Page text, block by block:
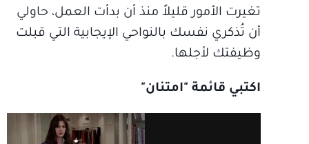
تغيرت الأمور قليلاً منذ أن بدأت العمل، حاولي
أن تُذكري نفسك بالنواحي الإيجابية التي قبلت
وظيفتك لأجلها.
اكتبي قائمة "امتنان"